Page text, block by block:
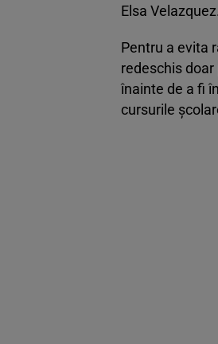
Elsa Velazquez.
Pentru a evita
redeschis
înainte de a fi
cursurile